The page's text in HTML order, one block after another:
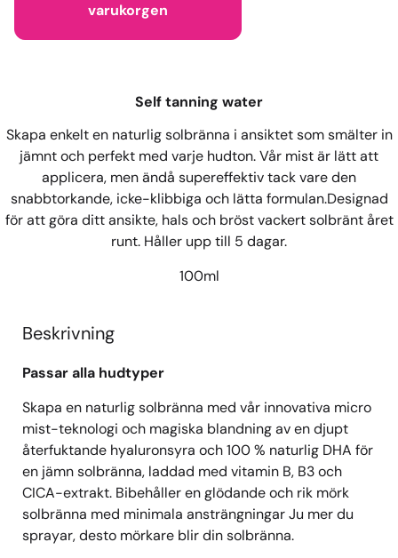
varukorgen
Self tanning water
Skapa enkelt en naturlig solbränna i ansiktet som smälter in
jämnt och perfekt med varje hudton. Vår mist är lätt att
applicera, men ändå supereffektiv tack vare den
snabbtorkande, icke-klibbiga och lätta formulan.Designad
för att göra ditt ansikte, hals och bröst vackert solbränt året
runt. Håller upp till 5 dagar.
100ml
Beskrivning
Passar alla hudtyper
Skapa en naturlig solbränna med vår innovativa micro
mist-teknologi och magiska blandning av en djupt
återfuktande hyaluronsyra och 100 % naturlig DHA för
en jämn solbränna, laddad med vitamin B, B3 och
CICA-extrakt. Bibehåller en glödande och rik mörk
solbränna med minimala ansträngningar Ju mer du
sprayar, desto mörkare blir din solbränna.